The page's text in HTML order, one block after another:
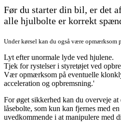
Før du starter din bil, er det
alle hjulbolte er korrekt
Under kørsel kan du også være opmærksom
Lyt efter unormale lyde ved hjulene.
Tjek for rystelser i styretøjet ved
Vær opmærksom på eventuelle
acceleration og opbremsning.'
For øget sikkerhed kan du overveje
låsebolte, som kun kan fjernes med
uvedkommende i at manipulere med